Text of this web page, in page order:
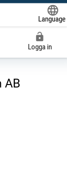
Language
Logga in
AB